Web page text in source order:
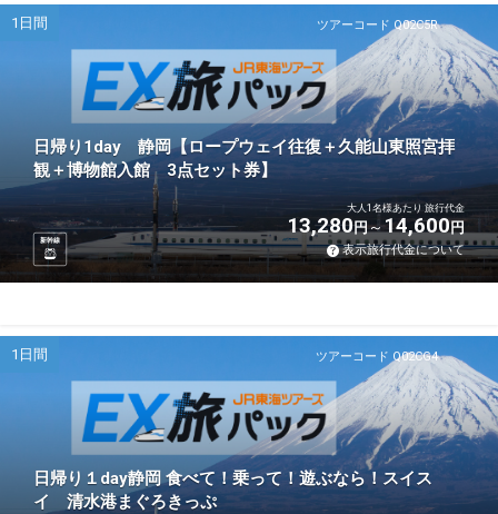
ツアーコード Q02C5R
1日間
日帰り1day 静岡【ロープウェイ往復＋久能山東照宮拝
観＋博物館入館 3点セット券】
新幹線
大人1名様あたり 旅行代金
13,280円 14,600円
表示旅行代金について
ツアーコード Q02CG4
1日間
日帰り１day静岡 食べて！乗って！遊ぶなら！スイス
イ 清水港まぐろきっぷ